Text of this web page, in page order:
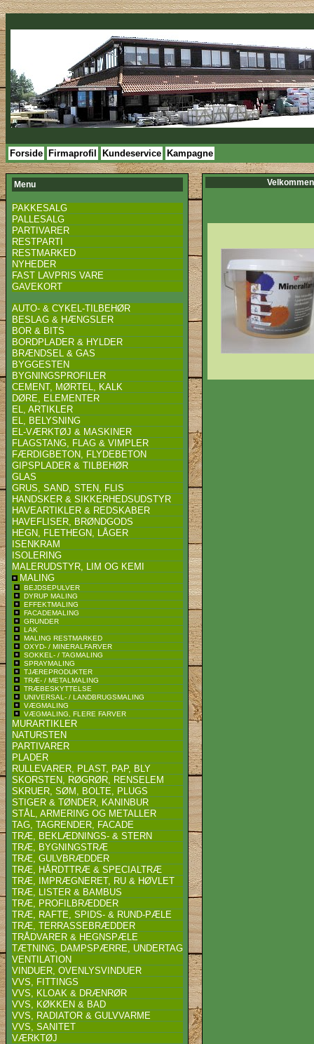
Forside Firmaprofil Kundeservice Kampagne
Menu
PAKKESALG
PALLESALG
PARTIVARER
RESTPARTI
RESTMARKED
NYHEDER
FAST LAVPRIS VARE
GAVEKORT
AUTO- & CYKEL-TILBEHØR
BESLAG & HÆNGSLER
BOR & BITS
BORDPLADER & HYLDER
BRÆNDSEL & GAS
BYGGESTEN
BYGNINGSPROFILER
CEMENT, MØRTEL, KALK
DØRE, ELEMENTER
EL, ARTIKLER
EL, BELYSNING
EL-VÆRKTØJ & MASKINER
FLAGSTANG, FLAG & VIMPLER
FÆRDIGBETON, FLYDEBETON
GIPSPLADER & TILBEHØR
GLAS
GRUS, SAND, STEN, FLIS
HANDSKER & SIKKERHEDSUDSTYR
HAVEARTIKLER & REDSKABER
HAVEFLISER, BRØNDGODS
HEGN, FLETHEGN, LÅGER
ISENKRAM
ISOLERING
MALERUDSTYR, LIM OG KEMI
MALING
BEJDSEPULVER
DYRUP MALING
EFFEKTMALING
FACADEMALING
GRUNDER
LAK
MALING RESTMARKED
OXYD- / MINERALFARVER
SOKKEL- / TAGMALING
SPRAYMALING
TJÆREPRODUKTER
TRÆ- / METALMALING
TRÆBESKYTTELSE
UNIVERSAL- / LANDBRUGSMALING
VÆGMALING
VÆGMALING, FLERE FARVER
MURARTIKLER
NATURSTEN
PARTIVARER
PLADER
RULLEVARER, PLAST, PAP, BLY
SKORSTEN, RØGRØR, RENSELEM
SKRUER, SØM, BOLTE, PLUGS
STIGER & TØNDER, KANINBUR
STÅL, ARMERING OG METALLER
TAG, TAGRENDER, FACADE
TRÆ, BEKLÆDNINGS- & STERN
TRÆ, BYGNINGSTRÆ
TRÆ, GULVBRÆDDER
TRÆ, HÅRDTTRÆ & SPECIALTRÆ
TRÆ, IMPRÆGNERET, RU & HØVLET
TRÆ, LISTER & BAMBUS
TRÆ, PROFILBRÆDDER
TRÆ, RAFTE, SPIDS- & RUND-PÆLE
TRÆ, TERRASSEBRÆDDER
TRÅDVARER & HEGNSPÆLE
TÆTNING, DAMPSPÆRRE, UNDERTAG
VENTILATION
VINDUER, OVENLYSVINDUER
VVS, FITTINGS
VVS, KLOAK & DRÆNRØR
VVS, KØKKEN & BAD
VVS, RADIATOR & GULVVARME
VVS, SANITET
VÆRKTØJ